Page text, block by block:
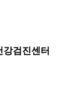
검진센터